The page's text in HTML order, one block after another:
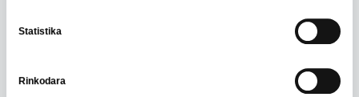
Statistika
Rinkodara